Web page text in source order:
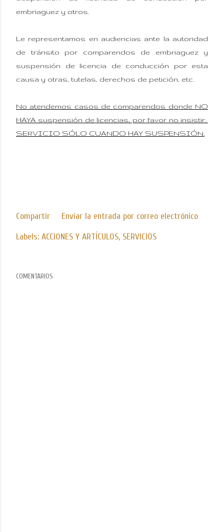
embriaguez y otros.
Le representamos en audiencias ante la autoridad
de tránsito por comparendos de embriaguez y
suspensión de licencia de conducción por esta
causa y otras, tutelas, derechos de petición, etc.
No atendemos casos de comparendos donde NO
HAYA suspensión de licencias, por favor no insistir.
SERVICIO SÓLO CUANDO HAY SUSPENSIÓN.
Compartir
Enviar la entrada por correo electrónico
Labels: ACCIONES Y ARTÍCULOS SERVICIOS
COMENTARIOS